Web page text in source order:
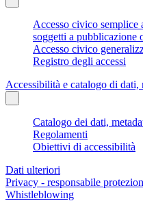
Accesso civico semplice
soggetti a pubblicazione
Accesso civico
Registro degli accessi
Accessibilità e catalogo di dati,
Catalogo dei dati,
Regolamenti
Obiettivi di accessibilità
Dati ulteriori
Privacy - responsabile
Whistleblowing